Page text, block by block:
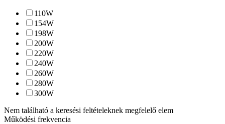
110W
154W
198W
200W
220W
240W
260W
280W
300W
Nem található a keresési feltételeknek megfelelő elem
Működési frekvencia